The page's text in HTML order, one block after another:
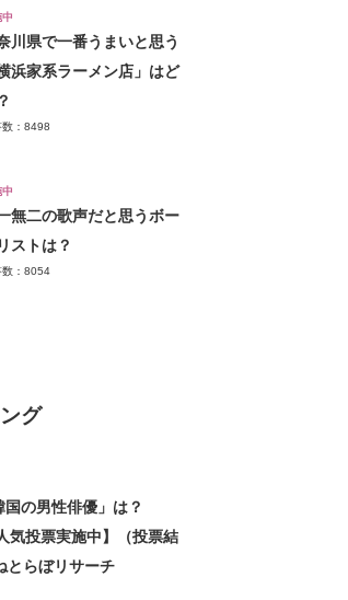
川県で一番うまいと思う
横浜家系ラーメン店」はど
数：8498
無二の歌声だと思うボー
ストは？
数：8054
グ
の男性俳優」は？
気投票実施中】（投票結
とらぼリサーチ